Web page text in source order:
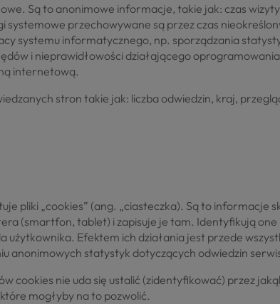
Są to anonimowe informacje, takie jak: czas
systemowe przechowywane są przez czas
systemu informatycznego, np. sporządzania
i nieprawidłowości działającego
internetową.
stron takie jak: liczba odwiedzin, kraj,
pliki „cookies” (ang. „ciasteczka). Są to informacje
(smartfon, tablet) i zapisuje je tam. Identyfikują
Efektem ich działania jest przede
anonimowych statystyk dotyczących odwiedzin
cookies nie uda się ustalić (zidentyfikować) przez
mogłyby na to pozwolić.